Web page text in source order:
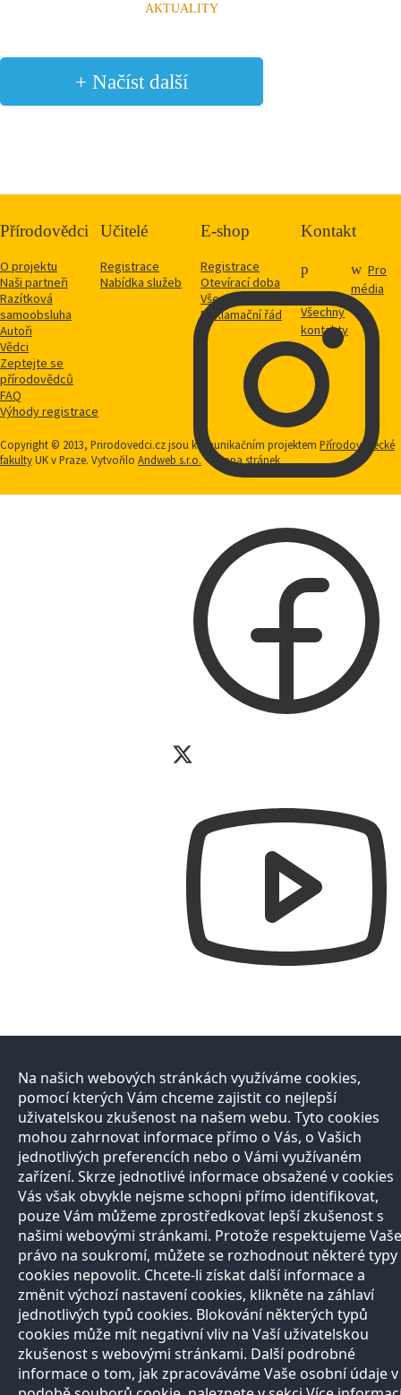
AKTUALITY
+ Načíst další
Přírodovědci
O projektu
Naši partneři
Razítková
samoobsluha
Autoři
Vědci
Zeptejte se
přírodovědců
FAQ
Výhody registrace
Učitelé
Registrace
Nabídka služeb
E-shop
Registrace
Otevírací doba
Vše o nákupu
Reklamační řád
Kontakt
Všechny
kontakty
Pro
média
Copyright © 2013, Prirodovedci.cz jsou komunikačním projektem Přírodovědecké
fakultyUK v Praze. Vytvořilo Andweb s.r.o. Mapa stránek
Na našich webových stránkách využíváme cookies,
pomocí kterých Vám chceme zajistit co nejlepší
uživatelskou zkušenost na našem webu. Tyto cookies
mohou zahrnovat informace přímo o Vás, o Vašich
jednotlivých preferencích nebo o Vámi využívaném
zařízení. Skrze jednotlivé informace obsažené v cookies
Vás však obvykle nejsme schopni přímo identifikovat,
pouze Vám můžeme zprostředkovat lepší zkušenost s
našimi webovými stránkami. Protože respektujeme Vaše
právo na soukromí, můžete se rozhodnout některé typy
cookies nepovolit. Chcete-li získat další informace a
změnit výchozí nastavení cookies, klikněte na záhlaví
jednotlivých typů cookies. Blokování některých typů
cookies může mít negativní vliv na Vaší uživatelskou
zkušenost s webovými stránkami. Další podrobné
informace o tom, jak zpracováváme Vaše osobní údaje v